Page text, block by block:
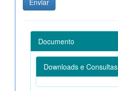
Documento
Downloads e Consultas